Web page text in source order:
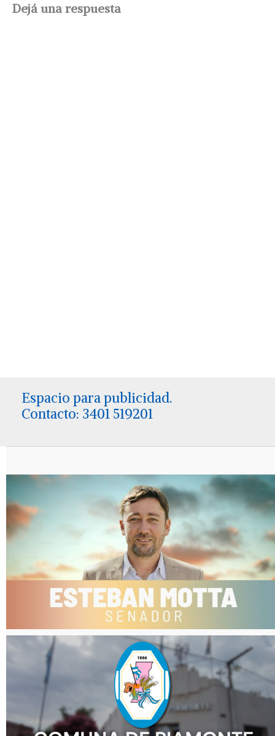
Dejá una respuesta
Espacio para publicidad.
Contacto: 3401 519201